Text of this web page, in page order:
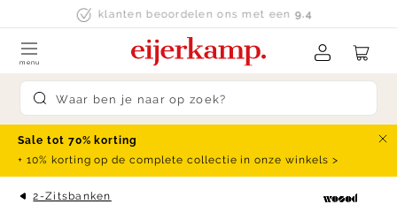
Skip to contentklanten beoordelen ons met een 9.4
Submit search
menu
Sale tot 70% korting
+ 10% korting op de complete collectie in onze winkels >
2-Zitsbanken